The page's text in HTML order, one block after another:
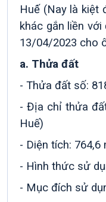
Huế́ (Nay là kiệt
khác gắn liền
13/04/2023 cho
a. Thửa đất
- Thửa đất số:
- Địa chỉ thửa
Huế)
- Diện tích: 764,6
- Hình thức sử
- Mục đích sử